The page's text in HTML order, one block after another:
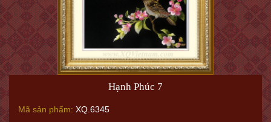
Hạnh Phúc 7
Mã sản phẩm: XQ.6345